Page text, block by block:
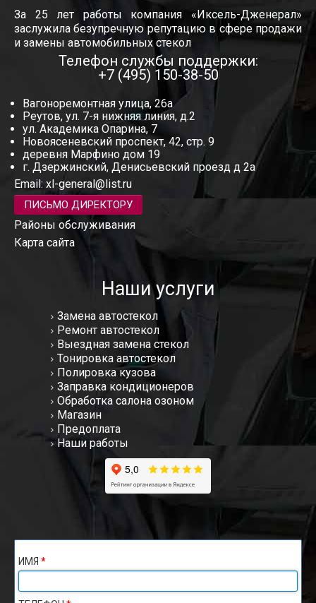
За 25 лет работы компания «Иксель-Дженерал»
заслужила безупречную репутацию в сфере продажи
и замены автомобильных стекол
Телефон службы поддержки:
+7 (495) 150-38-50
Вагоноремонтная улица, 26а
Реутов, ул. 7-я нижняя линия, д.2
ул. Академика Опарина, 7
Новоясеневский проспект, 42, стр. 9
деревня Марфино дом 19
г. Дзержинский, Денисьевский проезд д 2а
Email: xl-general@list.ru
ПИСЬМО ДИРЕКТОРУ
Районы обслуживания
Карта сайта
Наши услуги
Замена автостекол
Ремонт автостекол
Выездная замена стекол
Тонировка автостекол
Полировка кузова
Заправка кондиционеров
Обработка салона озоном
Магазин
Предоплата
Наши работы
ИМЯ *